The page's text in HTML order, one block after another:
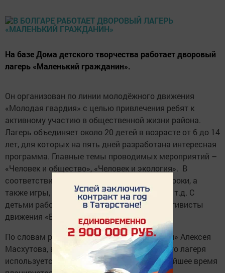
На базе Дома детского творчества работает дворовый
лагерь «Маленький гражданин».
Он организован по линии молодёжного движения
«Молодая гвардия» с целью привлечения ребят к
активному участию в общественной жизни района.
Лагерь объединяет около 20 детей в возрасте от 6 до 14
лет, для которых на пять дней разработана интересная
программа. Главные темы проводимых мероприятий –
«Человек и общество», «Человек и экология». В
соответствии с этим ежедневно проходят уроки, а
также игры, конкурсы, встречи, экскурсии и т.д. С
детьми работают вожатые, волонтёры и активисты
движения «Будет чисто!».
По словам руководителя «Молодой гвардии» Алексея
Масхутова, в организации работы дворового лагеря
используется опыт прошлого года. В ближайшее время